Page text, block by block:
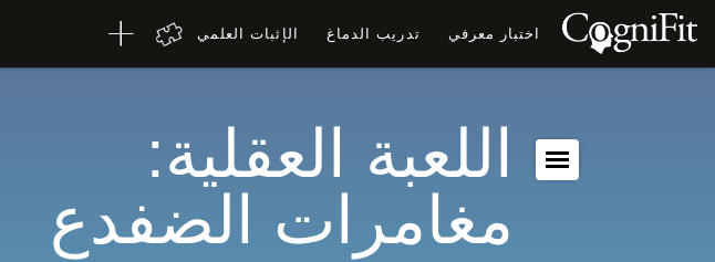
اختبار معرفي تدريب الدماغ الإثبات العلمي
اللعبة العقلية:
مغامرات الضفدع